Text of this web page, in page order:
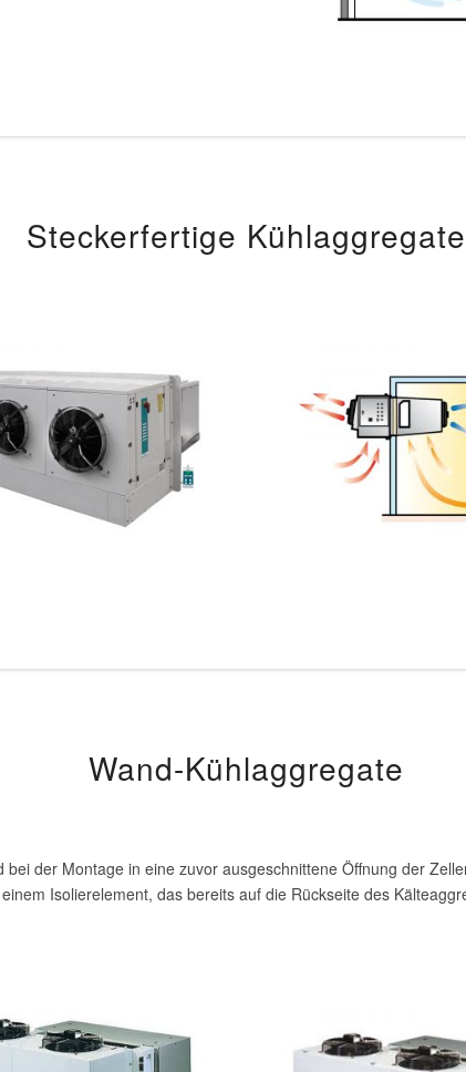
Steckerfertige Kühlaggregate
Wand-Kühlaggregate
der Montage in eine zuvor ausgeschnittene Öffnung der
Isolierelement, das bereits auf die Rückseite des